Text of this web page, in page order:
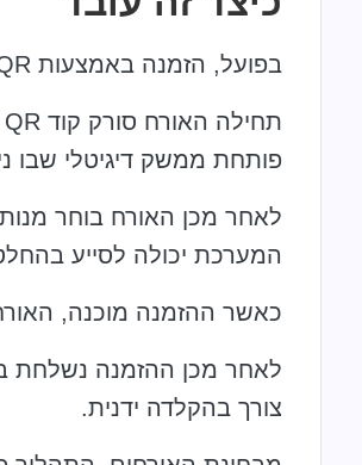
בפועל, הזמנה באמצעות QR מתבצעת בתהליך פשוט ורציף.
פותחת ממשק דיגיטלי שבו
לאחר מכן האורח בוחר
המערכת יכולה לסייע
כאשר ההזמנה מוכנה,
לאחר מכן ההזמנה נשלחת
צורך בהקלדה ידנית.